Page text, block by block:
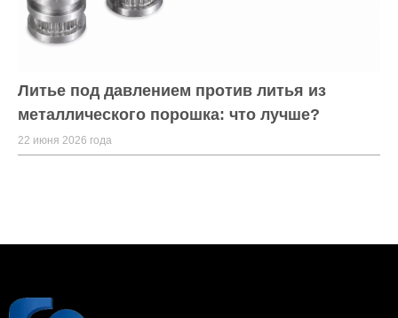
Литье под давлением против литья из
металлического порошка: что лучше?
22 июня 2026 года